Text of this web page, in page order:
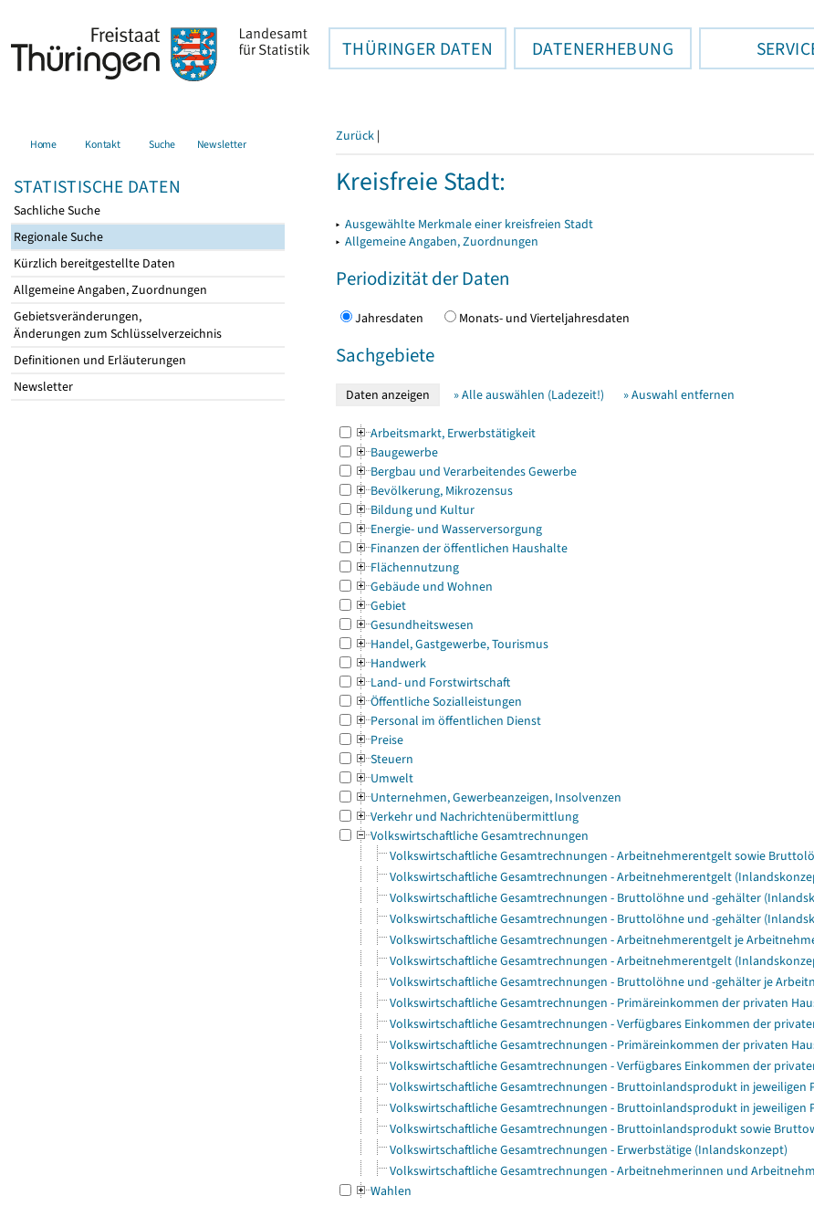
THÜRINGER DATEN DATENERHEBUNG
Home Kontakt Suche Newsletter
STATISTISCHE DATEN
Sachliche Suche
Regionale Suche
Kürzlich bereitgestellte Daten
Allgemeine Angaben, Zuordnungen
Gebietsveränderungen,
Änderungen zum Schlüsselverzeichnis
Definitionen und Erläuterungen
Newsletter
Zurück |
Kreisfreie Stadt:
▸ Ausgewählte Merkmale einer kreisfreien Stadt
▸ Allgemeine Angaben, Zuordnungen
Periodizität der Daten
Jahresdaten Monats- und Vierteljahresdaten
Sachgebiete
» Alle auswählen (Ladezeit!) » Auswahl entfernen
Arbeitsmarkt, Erwerbstätigkeit
Baugewerbe
Bergbau und Verarbeitendes Gewerbe
Bevölkerung, Mikrozensus
Bildung und Kultur
Energie- und Wasserversorgung
Finanzen der öffentlichen Haushalte
Flächennutzung
Gebäude und Wohnen
Gebiet
Gesundheitswesen
Handel, Gastgewerbe, Tourismus
Handwerk
Land- und Forstwirtschaft
Öffentliche Sozialleistungen
Personal im öffentlichen Dienst
Preise
Steuern
Umwelt
Unternehmen, Gewerbeanzeigen, Insolvenzen
Verkehr und Nachrichtenübermittlung
Volkswirtschaftliche Gesamtrechnungen
Volkswirtschaftliche Gesamtrechnungen - Arbeitnehmerentgelt sowie
Volkswirtschaftliche Gesamtrechnungen - Arbeitnehmerentgelt
Volkswirtschaftliche Gesamtrechnungen - Bruttolöhne und -gehälter
Volkswirtschaftliche Gesamtrechnungen - Bruttolöhne und -gehälter
Volkswirtschaftliche Gesamtrechnungen - Arbeitnehmerentgelt je
Volkswirtschaftliche Gesamtrechnungen - Arbeitnehmerentgelt
Volkswirtschaftliche Gesamtrechnungen - Bruttolöhne und -gehälter je
Volkswirtschaftliche Gesamtrechnungen - Primäreinkommen der privaten
Volkswirtschaftliche Gesamtrechnungen - Verfügbares Einkommen der
Volkswirtschaftliche Gesamtrechnungen - Primäreinkommen der privaten
Volkswirtschaftliche Gesamtrechnungen - Verfügbares Einkommen der
Volkswirtschaftliche Gesamtrechnungen - Bruttoinlandsprodukt in jeweiligen
Volkswirtschaftliche Gesamtrechnungen - Bruttoinlandsprodukt in jeweiligen
Volkswirtschaftliche Gesamtrechnungen - Bruttoinlandsprodukt sowie
Volkswirtschaftliche Gesamtrechnungen - Erwerbstätige (Inlandskonzept)
Volkswirtschaftliche Gesamtrechnungen - Arbeitnehmerinnen und
Wahlen